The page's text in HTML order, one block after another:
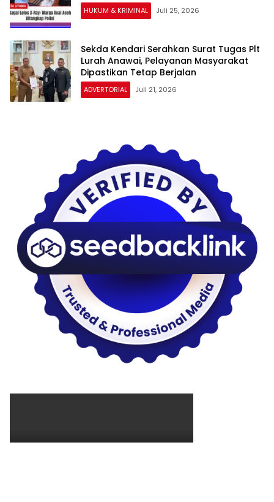
HUKUM & KRIMINAL Juli 25, 2026
Sekda Kendari Serahkan Surat Tugas Plt
Lurah Anawai, Pelayanan Masyarakat
Dipastikan Tetap Berjalan
ADVERTORIAL Juli 21, 2026